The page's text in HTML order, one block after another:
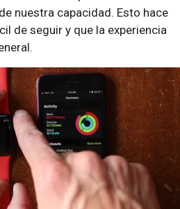
nuestra capacidad. Esto hace
de seguir y que la experiencia